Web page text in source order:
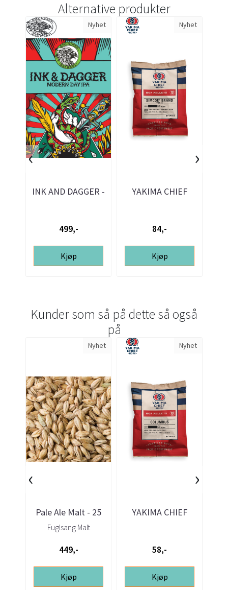
Alternative produkter
Nyhet
INK AND DAGGER -
499,-
Kjøp
Nyhet
YAKIMA CHIEF
84,-
Kjøp
‹ ›
Kunder som så på dette så også
på
Nyhet
Pale Ale Malt - 25
kg FUGLSANG
Fuglsang Malt
449,-
Kjøp
Nyhet
YAKIMA CHIEF
58,-
Kjøp
‹ ›